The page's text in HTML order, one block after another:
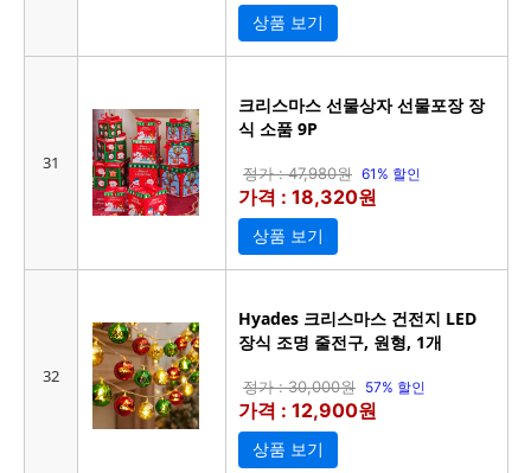
상품 보기
31
크리스마스 선물상자 선물포장 장
식 소품 9P
정가 : 47,980원 61% 할인
가격 : 18,320원
상품 보기
32
Hyades 크리스마스 건전지 LED
장식 조명 줄전구, 원형, 1개
정가 : 30,000원 57% 할인
가격 : 12,900원
상품 보기